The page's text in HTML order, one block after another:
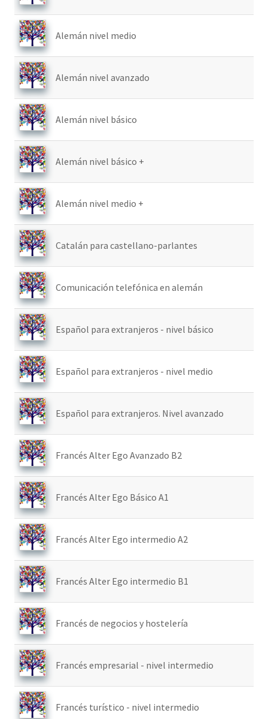
Alemán nivel medio
Alemán nivel avanzado
Alemán nivel básico
Alemán nivel básico +
Alemán nivel medio +
Catalán para castellano-parlantes
Comunicación telefónica en alemán
Español para extranjeros - nivel básico
Español para extranjeros - nivel medio
Español para extranjeros. Nivel avanzado
Francés Alter Ego Avanzado B2
Francés Alter Ego Básico A1
Francés Alter Ego intermedio A2
Francés Alter Ego intermedio B1
Francés de negocios y hostelería
Francés empresarial - nivel intermedio
Francés turístico - nivel intermedio